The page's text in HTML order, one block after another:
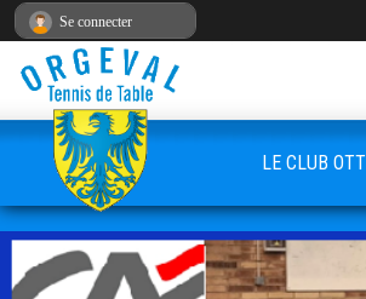
LE CLUB OTT
Se connecter
Panneau de gestion des cookies